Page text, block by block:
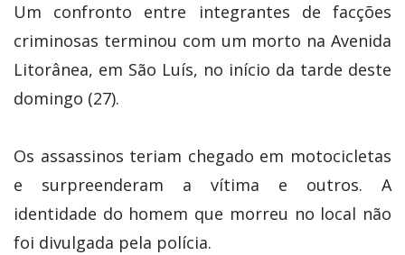
Um confronto entre integrantes de facções
criminosas terminou com um morto na Avenida
Litorânea, em São Luís, no início da tarde deste
domingo (27).
Os assassinos teriam chegado em motocicletas
e surpreenderam a vítima e outros. A
identidade do homem que morreu no local não
foi divulgada pela polícia.